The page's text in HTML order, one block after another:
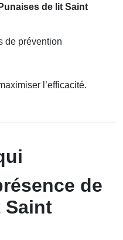
de lit Saint
de prévention
l’efficacité.
de
Saint